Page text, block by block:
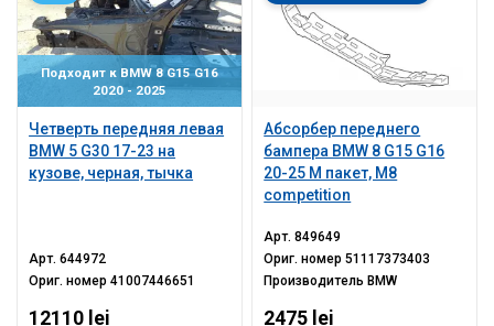
Подходит к BMW 8 G15 G16
2020 - 2025
Четверть передняя левая
BMW 5 G30 17-23 на
кузове, черная, тычка
Арт.644972
Ориг. номер41007446651
12110 lei
Абсорбер переднего
бампера BMW 8 G15 G16
20-25 M пакет, M8
competition
Арт.849649
Ориг. номер51117373403
Производитель BMW
2475 lei